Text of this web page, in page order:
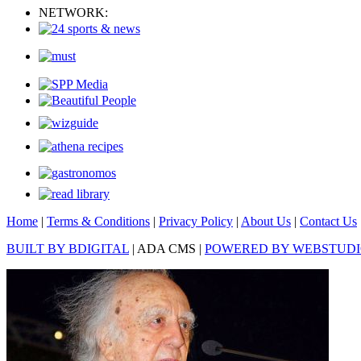
NETWORK:
Home | Terms & Conditions | Privacy Policy | About Us | Contact Us
BUILT BY BDIGITAL | ADA CMS | POWERED BY